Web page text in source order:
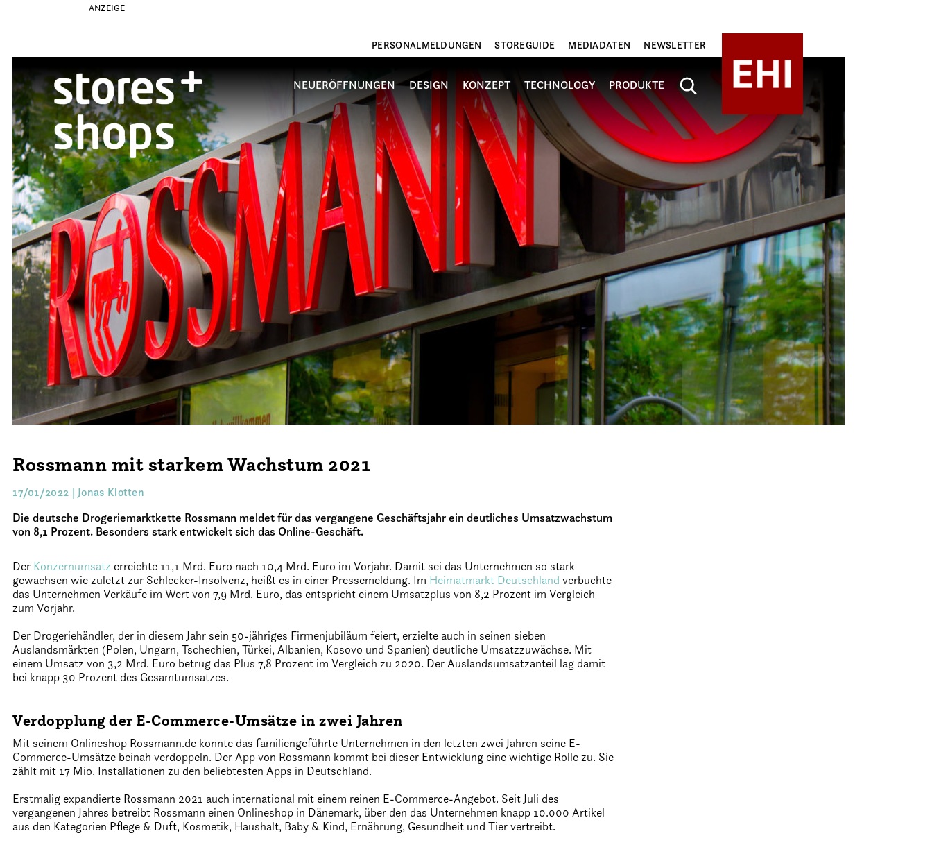
ANZEIGE
PERSONALMELDUNGEN STOREGUIDE MEDIADATEN NEWSLETTER
NEUERÖFFNUNGEN DESIGN KONZEPT TECHNOLOGY PRODUKTE
Rossmann mit starkem Wachstum 2021
17/01/2022 | Jonas Klotten
Die deutsche Drogeriemarktkette Rossmann meldet für das vergangene Geschäftsjahr ein deutliches Umsatzwachstum
von 8,1 Prozent. Besonders stark entwickelt sich das Online-Geschäft.
Der Konzernumsatz erreichte 11,1 Mrd. Euro nach 10,4 Mrd. Euro im Vorjahr. Damit sei das Unternehmen so stark
gewachsen wie zuletzt zur Schlecker-Insolvenz, heißt es in einer Pressemeldung. Im Heimatmarkt Deutschland verbuchte
das Unternehmen Verkäufe im Wert von 7,9 Mrd. Euro, das entspricht einem Umsatzplus von 8,2 Prozent im Vergleich
zum Vorjahr.
Der Drogeriehändler, der in diesem Jahr sein 50-jähriges Firmenjubiläum feiert, erzielte auch in seinen sieben
Auslandsmärkten (Polen, Ungarn, Tschechien, Türkei, Albanien, Kosovo und Spanien) deutliche Umsatzzuwächse. Mit
einem Umsatz von 3,2 Mrd. Euro betrug das Plus 7,8 Prozent im Vergleich zu 2020. Der Auslandsumsatzanteil lag damit
bei knapp 30 Prozent des Gesamtumsatzes.
Verdopplung der E-Commerce-Umsätze in zwei Jahren
Mit seinem Onlineshop Rossmann.de konnte das familiengeführte Unternehmen in den letzten zwei Jahren seine E-
Commerce-Umsätze beinah verdoppeln. Der App von Rossmann kommt bei dieser Entwicklung eine wichtige Rolle zu. Sie
zählt mit 17 Mio. Installationen zu den beliebtesten Apps in Deutschland.
Erstmalig expandierte Rossmann 2021 auch international mit einem reinen E-Commerce-Angebot. Seit Juli des
vergangenen Jahres betreibt Rossmann einen Onlineshop in Dänemark, über den das Unternehmen knapp 10.000 Artikel
aus den Kategorien Pflege & Duft, Kosmetik, Haushalt, Baby & Kind, Ernährung, Gesundheit und Tier vertreibt.